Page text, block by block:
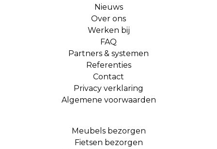
Nieuws
Over ons
Werken bij
FAQ
Partners & systemen
Referenties
Contact
Privacy verklaring
Algemene voorwaarden
Meubels bezorgen
Fietsen bezorgen